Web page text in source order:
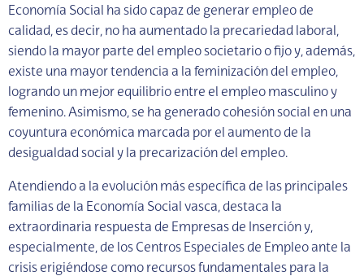
Economía Social ha sido capaz de generar empleo de
calidad, es decir, no ha aumentado la precariedad laboral,
siendo la mayor parte del empleo societario o fijo y, además,
existe una mayor tendencia a la feminización del empleo,
logrando un mejor equilibrio entre el empleo masculino y
femenino. Asimismo, se ha generado cohesión social en una
coyuntura económica marcada por el aumento de la
desigualdad social y la precarización del empleo.
Atendiendo a la evolución más específica de las principales
familias de la Economía Social vasca, destaca la
extraordinaria respuesta de Empresas de Inserción y,
especialmente, de los Centros Especiales de Empleo ante la
crisis erigiéndose como recursos fundamentales para la